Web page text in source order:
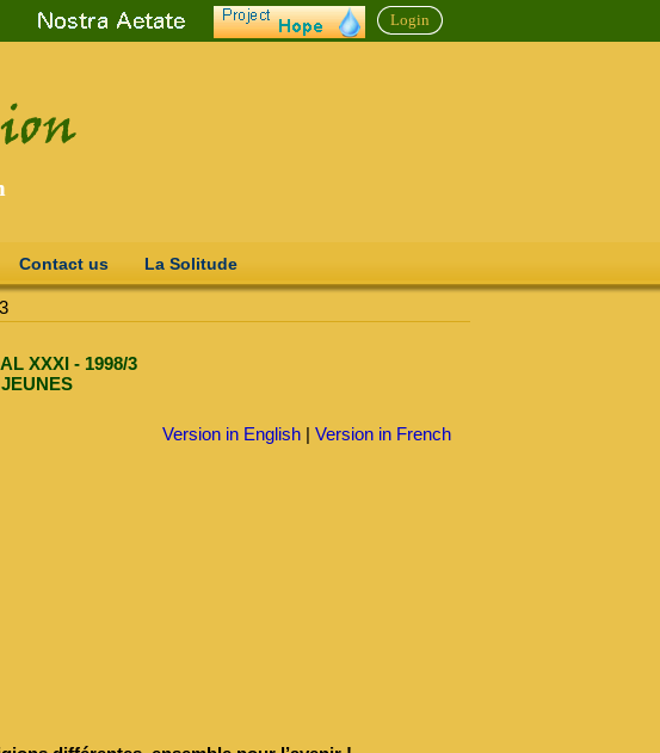
Login
Contact us La Solitude
XXXI - 1998/3
Version in English| Version in French